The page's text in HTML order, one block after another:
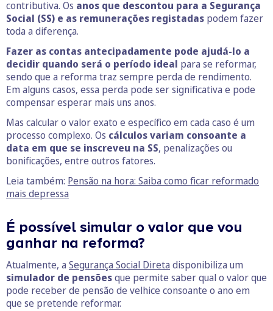
contributiva. Os anos que descontou para a Segurança
Social (SS) e as remunerações registadas podem fazer
toda a diferença.
Fazer as contas antecipadamente pode ajudá-lo a
decidir quando será o período ideal para se reformar,
sendo que a reforma traz sempre perda de rendimento.
Em alguns casos, essa perda pode ser significativa e pode
compensar esperar mais uns anos.
Mas calcular o valor exato e específico em cada caso é um
processo complexo. Os cálculos variam consoante a
data em que se inscreveu na SS, penalizações ou
bonificações, entre outros fatores.
Leia também: Pensão na hora: Saiba como ficar reformado
mais depressa
É possível simular o valor que vou
ganhar na reforma?
Atualmente, a Segurança Social Direta disponibiliza um
simulador de pensõesque permite saber qual o valor que
pode receber de pensão de velhice consoante o ano em
que se pretende reformar.